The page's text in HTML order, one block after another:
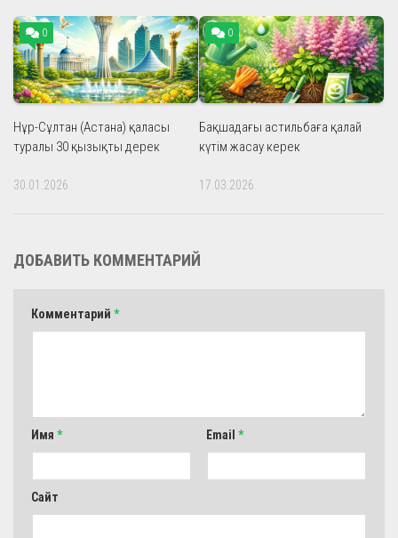
0
Нұр-Сұлтан (Астана) қаласы
туралы 30 қызықты дерек
30.01.2026
0
Бақшадағы астильбаға қалай
күтім жасау керек
17.03.2026
ДОБАВИТЬ КОММЕНТАРИЙ
Комментарий *
Имя * Email *
Сайт